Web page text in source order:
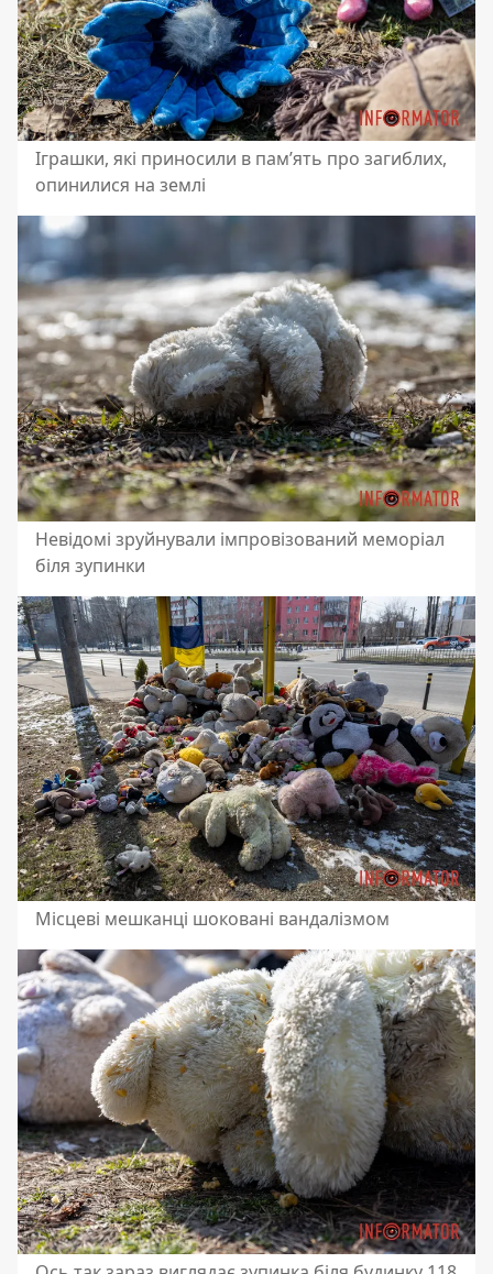
Іграшки, які приносили в пам’ять про загиблих,
опинилися на землі
Невідомі зруйнували імпровізований меморіал
біля зупинки
Місцеві мешканці шоковані вандалізмом